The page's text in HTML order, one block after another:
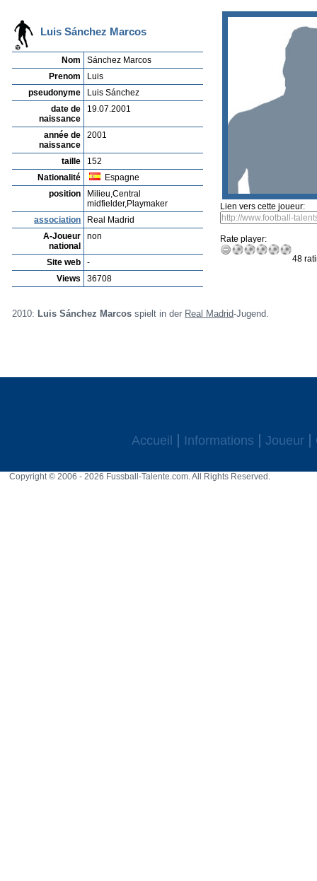
Luis Sánchez Marcos
Nom
Sánchez Marcos
Prenom
Luis
pseudonyme
Luis Sánchez
date de
naissance
19.07.2001
année de
naissance
2001
taille
152
Nationalité
Espagne
position
Milieu,Central
midfielder,Playmaker
association
Real Madrid
A-Joueur
national
non
Site web
-
Views
36708
Lien vers cette joueur:
Rate player:
48
2010: Luis Sánchez Marcosspielt in der Real Madrid-Jugend.
Accueil Informations Joueur
Copyright © 2006 - 2026 Fussball-Talente.com. All Rights Reserved.